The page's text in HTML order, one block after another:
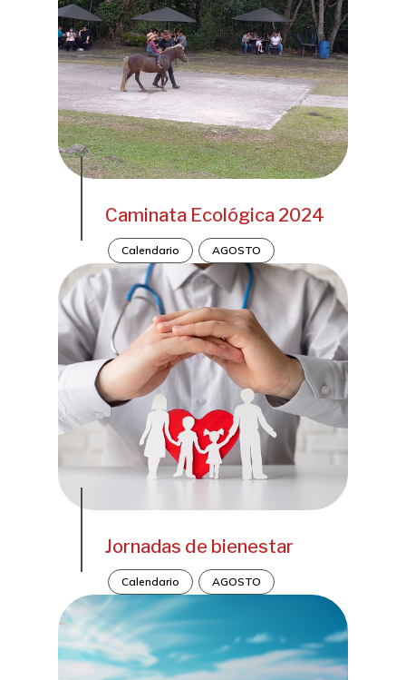
Caminata Ecológica 2024
Calendario AGOSTO
Jornadas de bienestar
Calendario AGOSTO